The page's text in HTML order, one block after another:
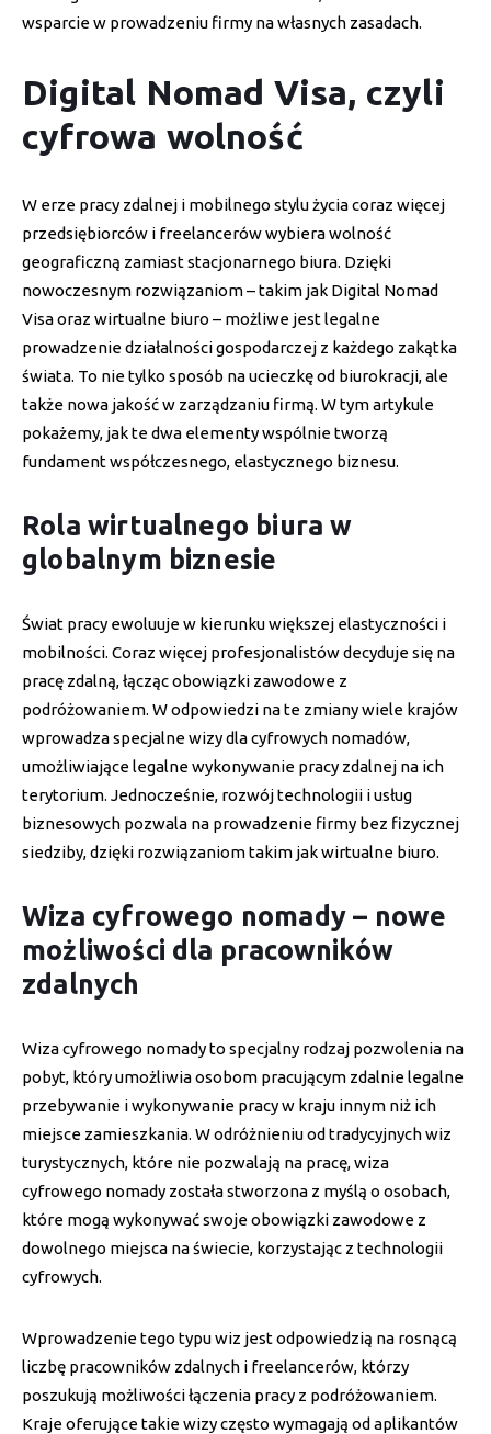
wsparcie w prowadzeniu firmy na własnych zasadach.
Digital Nomad Visa, czyli
cyfrowa wolność
W erze pracy zdalnej i mobilnego stylu życia coraz więcej
przedsiębiorców i freelancerów wybiera wolność
geograficzną zamiast stacjonarnego biura. Dzięki
nowoczesnym rozwiązaniom – takim jak Digital Nomad
Visa oraz wirtualne biuro – możliwe jest legalne
prowadzenie działalności gospodarczej z każdego zakątka
świata. To nie tylko sposób na ucieczkę od biurokracji, ale
także nowa jakość w zarządzaniu firmą. W tym artykule
pokażemy, jak te dwa elementy wspólnie tworzą
fundament współczesnego, elastycznego biznesu.
Rola wirtualnego biura w
globalnym biznesie
Świat pracy ewoluuje w kierunku większej elastyczności i
mobilności. Coraz więcej profesjonalistów decyduje się na
pracę zdalną, łącząc obowiązki zawodowe z
podróżowaniem. W odpowiedzi na te zmiany wiele krajów
wprowadza specjalne wizy dla cyfrowych nomadów,
umożliwiające legalne wykonywanie pracy zdalnej na ich
terytorium. Jednocześnie, rozwój technologii i usług
biznesowych pozwala na prowadzenie firmy bez fizycznej
siedziby, dzięki rozwiązaniom takim jak wirtualne biuro.
Wiza cyfrowego nomady – nowe
możliwości dla pracowników
zdalnych
Wiza cyfrowego nomady to specjalny rodzaj pozwolenia na
pobyt, który umożliwia osobom pracującym zdalnie legalne
przebywanie i wykonywanie pracy w kraju innym niż ich
miejsce zamieszkania. W odróżnieniu od tradycyjnych wiz
turystycznych, które nie pozwalają na pracę, wiza
cyfrowego nomady została stworzona z myślą o osobach,
które mogą wykonywać swoje obowiązki zawodowe z
dowolnego miejsca na świecie, korzystając z technologii
cyfrowych.
Wprowadzenie tego typu wiz jest odpowiedzią na rosnącą
liczbę pracowników zdalnych i freelancerów, którzy
poszukują możliwości łączenia pracy z podróżowaniem.
Kraje oferujące takie wizy często wymagają od aplikantów